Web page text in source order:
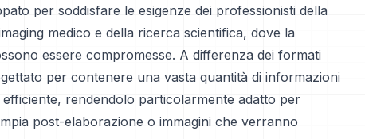
per soddisfare le esigenze dei professionisti della
medico e della ricerca scientifica, dove la
essere compromesse. A differenza dei formati
per contenere una vasta quantità di informazioni
rendendolo particolarmente adatto per
post-elaborazione o immagini che verranno